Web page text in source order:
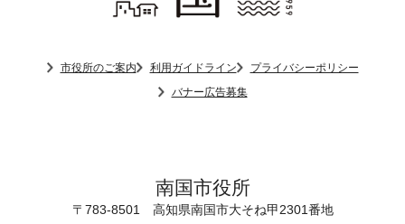
市役所のご案内 利用ガイドライン
プライバシーポリシー
バナー広告募集
南国市役所
〒783-8501 高知県南国市大そね甲2301番地